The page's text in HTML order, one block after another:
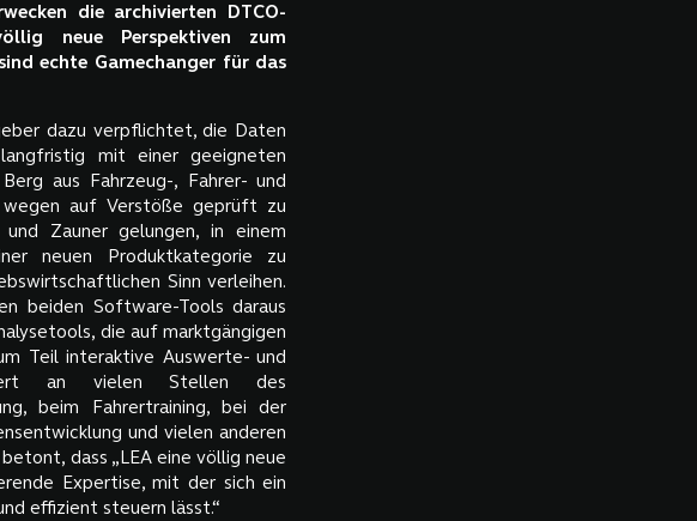
die archivierten DTCO-
neue Perspektiven zum
echte Gamechanger für das
dazu verpflichtet, die Daten
mit einer geeigneten
aus Fahrzeug-, Fahrer- und
auf Verstöße geprüft zu
Zauner gelungen, in einem
neuen Produktkategorie zu
Sinn verleihen.
beiden Software-Tools daraus
die auf marktgängigen
Teil interaktive Auswerte- und
an vielen Stellen des
beim Fahrertraining, bei der
und vielen anderen
dass „LEA eine völlig neue
Expertise, mit der sich ein
effizient steuern lässt.“